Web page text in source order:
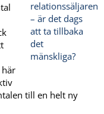
till en helt ny